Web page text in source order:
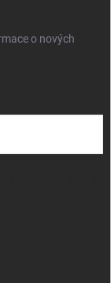
o nových